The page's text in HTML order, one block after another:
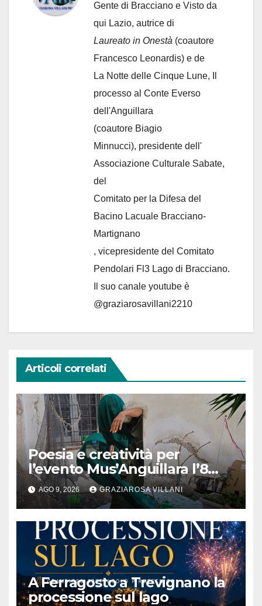
Gente di Bracciano e Visto da
qui Lazio, autrice di
Laureato in Onestà (coautore
Francesco Leonardis) e de
La Notte delle Cinque Lune, Il
processo al Conte Everso
dell'Anguillara
(coautore Biagio
Minnucci), presidente dell'
Associazione Culturale Sabate,
del
Comitato per la Difesa del
Bacino Lacuale Bracciano-
Martignano
, vicepresidente del Comitato
Pendolari Fl3 Lago di Bracciano.
Il suo canale youtube è
@graziarosavillani2210
Articoli correlati
Poesia e creatività per
l’evento Mus’Anguillara l’8
agosto 2026 al Museo
Contadino
AGO 9, 2026 GRAZIAROSA VILLANI
A Ferragosto a Trevignano la
processione sul lago